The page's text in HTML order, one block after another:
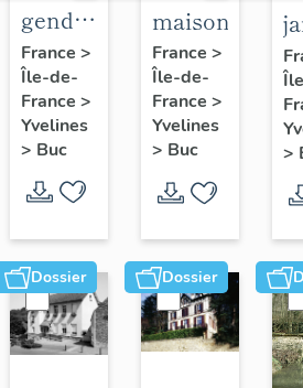
gendarmerie,
actuellement
immeuble
France >
Île-de-
France >
Yvelines
> Buc
maison
France >
Île-de-
France >
Yvelines
> Buc
>
Dossier Dossier